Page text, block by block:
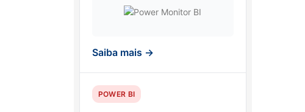
Saiba mais →
POWER BI